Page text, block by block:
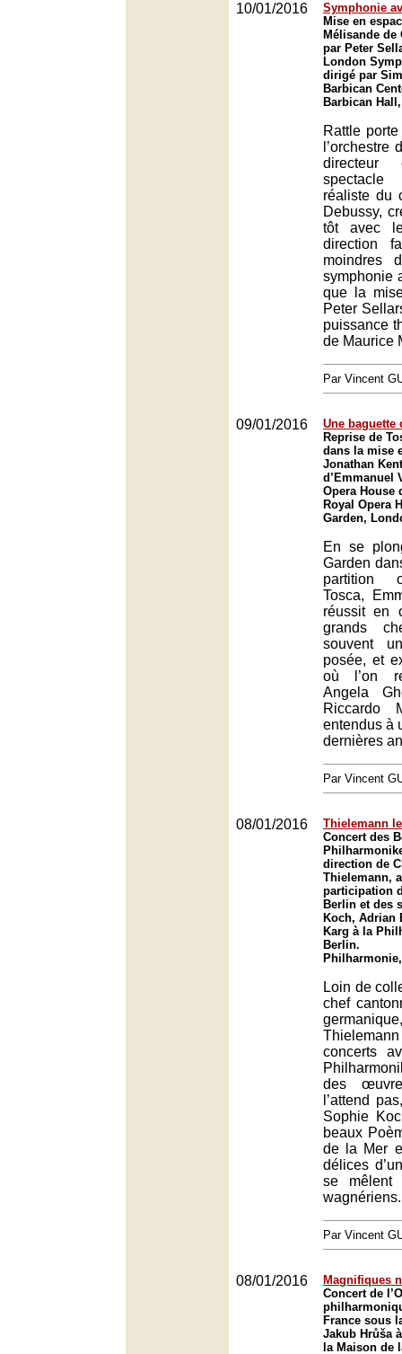
10/01/2016
Symphonie
Mise en
Mélisande de
par Peter
London
dirigé par
Barbican
Barbican
Rattle
l’orchestre
spectacle
réaliste du
Debussy,
tôt avec
direction
moindres
symphonie
que la
Peter
puissance
de Maurice
Par Vincent
09/01/2016
Une baguette
Reprise de
dans la mise
Jonathan
d’Emmanuel
Opera House
Royal Opera
Garden,
En se
Garden
partition
Tosca,
réussit en
grands
souvent
posée, et
où l’on
Angela
Riccardo
entendus à
dernières
Par Vincent
08/01/2016
Thielemann
Concert des
direction de
Thielemann,
participation
Berlin et des
Koch, Adrian
Karg à la
Berlin.
Loin de
chef
concerts
des
l’attend
Sophie
beaux
de la Mer
délices
se mêlent
wagnériens.
Par Vincent
08/01/2016
Magnifiques
Concert de
France sous
Jakub Hrůša
la Maison de